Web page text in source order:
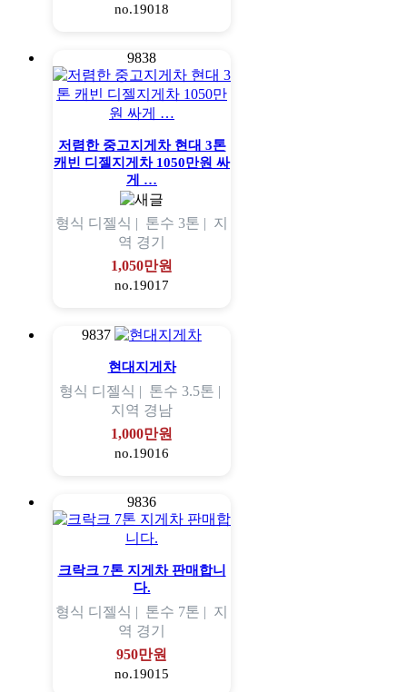
no.19018
9838
저렴한 중고지게차 현대 3톤
캐빈 디젤지게차 1050만원 싸
게 …
형식 디젤식 | 톤수 3톤 | 지
역 경기
1,050만원
no.19017
9837
현대지게차
형식 디젤식 | 톤수 3.5톤 |
지역 경남
1,000만원
no.19016
9836
크락크 7톤 지게차 판매합니
다.
형식 디젤식 | 톤수 7톤 | 지
역 경기
950만원
no.19015